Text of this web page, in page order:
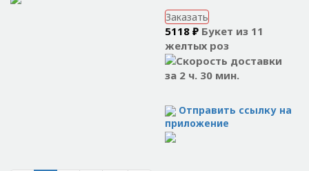
Заказать
5118 ₽ Букет из 11
желтых роз
за 2 ч. 30 мин.
Отправить ссылку на
приложение